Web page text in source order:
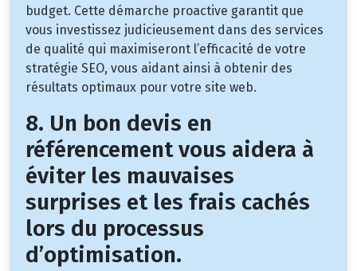
budget. Cette démarche proactive garantit que
vous investissez judicieusement dans des services
de qualité qui maximiseront l’efficacité de votre
stratégie SEO, vous aidant ainsi à obtenir des
résultats optimaux pour votre site web.
8. Un bon devis en
référencement vous aidera à
éviter les mauvaises
surprises et les frais cachés
lors du processus
d’optimisation.